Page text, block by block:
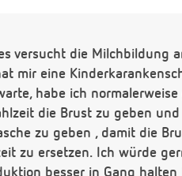
versucht die Milchbildung
mir eine
habe ich
die Brust zu geben
zu geben , damit die
zu ersetzen. Ich würde